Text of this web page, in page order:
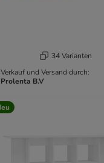
34 Varianten
Verkauf und Versand durch:
Prolenta B.V